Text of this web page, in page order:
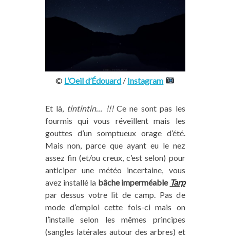
© L’Oeil d’Édouard / Instagram
Et là, tintintin… !!!Ce ne sont pas les
fourmis qui vous réveillent mais les
gouttes d’un somptueux orage d’été.
Mais non, parce que ayant eu le nez
assez fin (et/ou creux, c’est selon) pour
anticiper une météo incertaine, vous
avez installé la bâche imperméable Tarp
par dessus votre lit de camp. Pas de
mode d’emploi cette fois-ci mais on
l’installe selon les mêmes principes
(sangles latérales autour des arbres) et